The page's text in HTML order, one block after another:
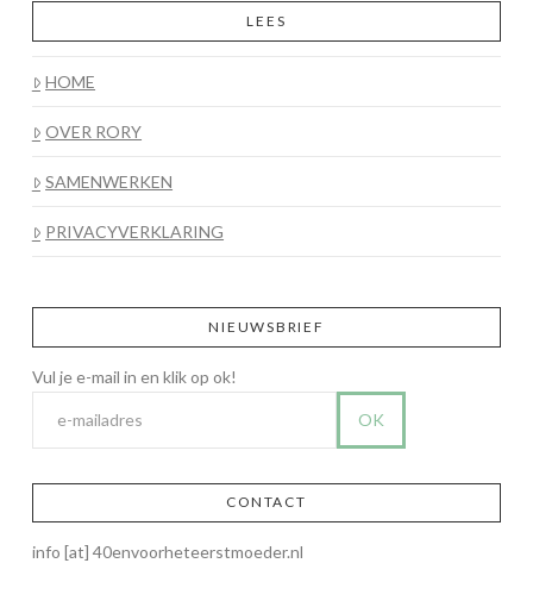
LEES
HOME
OVER RORY
SAMENWERKEN
PRIVACYVERKLARING
NIEUWSBRIEF
CONTACT
info [at] 40envoorheteerstmoeder.nl